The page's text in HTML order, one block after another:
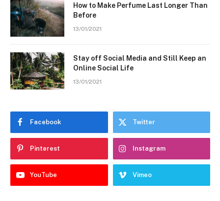
How to Make Perfume Last Longer Than
Before
13/01/2021
Stay off Social Media and Still Keep an
Online Social Life
13/01/2021
Facebook Twitter
Pinterest Instagram
YouTube Vimeo